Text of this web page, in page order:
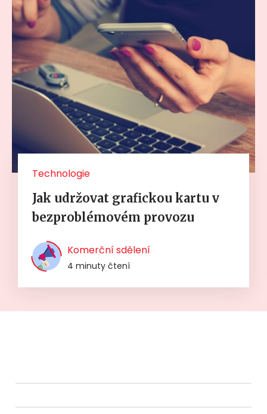
Technologie
Jak udržovat grafickou kartu v
bezproblémovém provozu
Komerční sdělení
4 minuty čtení